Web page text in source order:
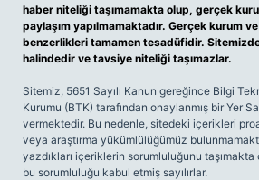
haber niteliği taşımamakta olup, gerçek
paylaşım yapılmamaktadır. Gerçek kurum
benzerlikleri tamamen tesadüfidir.
halindedir ve tavsiye niteliği taşımazlar.
Sitemiz, 5651 Sayılı Kanun gereğince Bilgi
Kurumu (BTK) tarafından onaylanmış bir Yer
vermektedir. Bu nedenle, sitedeki içerikleri
veya araştırma yükümlülüğümüz
yazdıkları içeriklerin sorumluluğunu
bu sorumluluğu kabul etmiş sayılırlar.